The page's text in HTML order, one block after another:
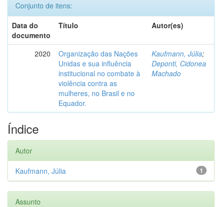
Conjunto de itens:
Data do
documento
Título Autor(es)
2020
Organização das Nações
Unidas e sua influência
institucional no combate à
violência contra as
mulheres, no Brasil e no
Equador.
Kaufmann, Júlia;
Deponti, Cidonea
Machado
Índice
Autor
1
Kaufmann, Júlia
Assunto